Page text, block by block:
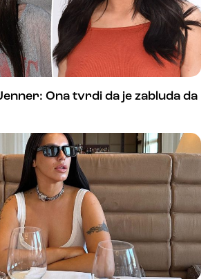
Ona tvrdi da je zabluda da